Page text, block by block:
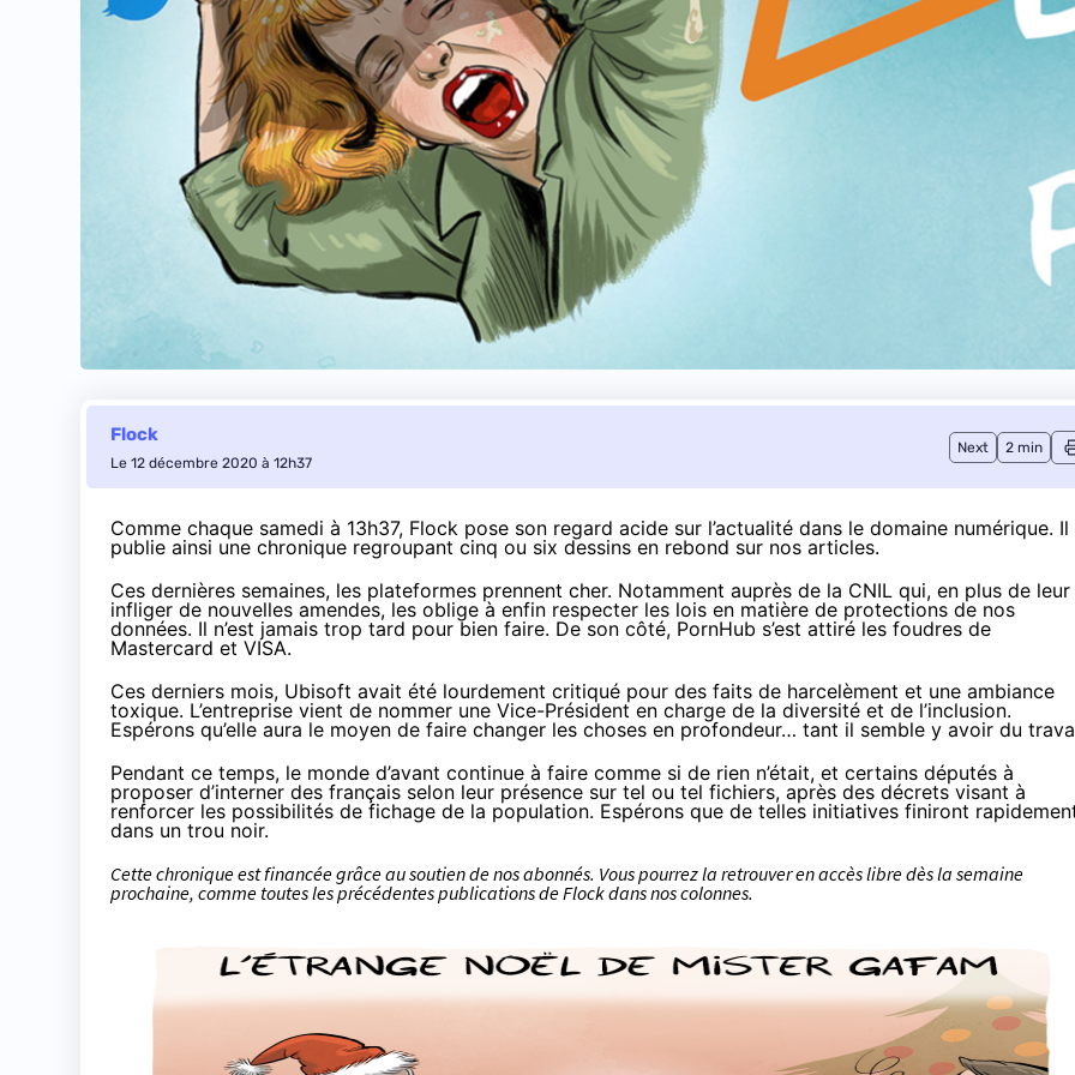
Flock
Le 12 décembre 2020 à 12h37
Next 2 min
Comme chaque samedi à 13h37, Flock pose son regard acide sur l’actualité dans le domaine numérique. Il
publie ainsi une chronique regroupant cinq ou six dessins en rebond sur nos articles.
Ces dernières semaines, les plateformes prennent cher. Notamment auprès de la CNIL qui, en plus de leur
infliger de nouvelles amendes, les oblige à enfin respecter les lois en matière de protections de nos
données. Il n’est jamais trop tard pour bien faire. De son côté, PornHub s’est attiré les foudres de
Mastercard et VISA.
Ces derniers mois, Ubisoft avait été lourdement critiqué pour des faits de harcelèment et une ambiance
toxique. L’entreprise vient de nommer une Vice-Président en charge de la diversité et de l’inclusion.
Espérons qu’elle aura le moyen de faire changer les choses en profondeur… tant il semble y avoir du
Pendant ce temps, le monde d’avant continue à faire comme si de rien n’était, et certains députés à
proposer d’interner des français selon leur présence sur tel ou tel fichiers, après des décrets visant à
renforcer les possibilités de fichage de la population. Espérons que de telles initiatives finiront
dans un trou noir.
Cette chronique est financée grâce au soutiende nos abonnés. Vous pourrez la retrouver en accès libre dès la semaine
prochaine, comme toutes les précédentes publications de Flockdans nos colonnes.